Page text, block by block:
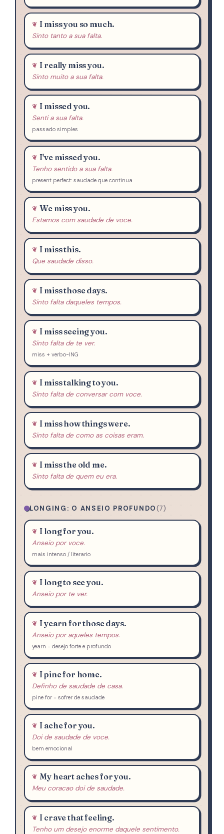
I miss you so much.
Sinto tanto a sua falta.
I really miss you.
Sinto muito a sua falta.
I missed you.
Senti a sua falta.
passado simples
I've missed you.
Tenho sentido a sua falta.
present perfect: saudade que continua
We miss you.
Estamos com saudade de voce.
I miss this.
Que saudade disso.
I miss those days.
Sinto falta daqueles tempos.
I miss seeing you.
Sinto falta de te ver.
miss + verbo-ING
I miss talking to you.
Sinto falta de conversar com voce.
I miss how things were.
Sinto falta de como as coisas eram.
I miss the old me.
Sinto falta de quem eu era.
LONGING: O ANSEIO PROFUNDO(7)
I long for you.
Anseio por voce.
mais intenso / literario
I long to see you.
Anseio por te ver.
I yearn for those days.
Anseio por aqueles tempos.
yearn = desejo forte e profundo
I pine for home.
Definho de saudade de casa.
pine for = sofrer de saudade
I ache for you.
Doi de saudade de voce.
bem emocional
My heart aches for you.
Meu coracao doi de saudade.
I crave that feeling.
Tenho um desejo enorme daquele sentimento.